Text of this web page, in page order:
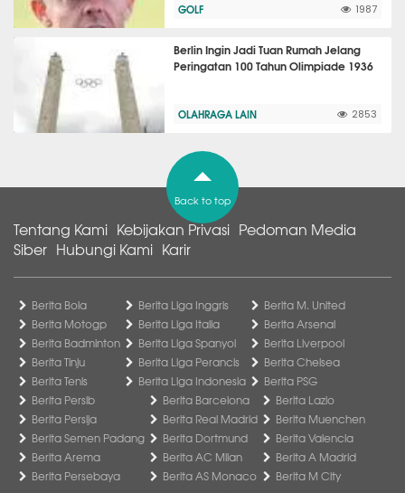
GOLF 1987
Berlin Ingin Jadi Tuan Rumah Jelang
Peringatan 100 Tahun Olimpiade 1936
OLAHRAGA LAIN 2853
Back to top
Tentang Kami Kebijakan Privasi Pedoman Media
Siber Hubungi Kami Karir
Berita Bola
Berita Motogp
Berita Badminton
Berita Tinju
Berita Tenis
Berita Liga Inggris
Berita Liga Italia
Berita Liga Spanyol
Berita Liga Perancis
Berita Liga Indonesia
Berita M. United
Berita Arsenal
Berita Liverpool
Berita Chelsea
Berita PSG
Berita Persib
Berita Persija
Berita Semen Padang
Berita Arema
Berita Persebaya
Berita Barcelona
Berita Real Madrid
Berita Dortmund
Berita AC Milan
Berita AS Monaco
Berita Lazio
Berita Muenchen
Berita Valencia
Berita A Madrid
Berita M City